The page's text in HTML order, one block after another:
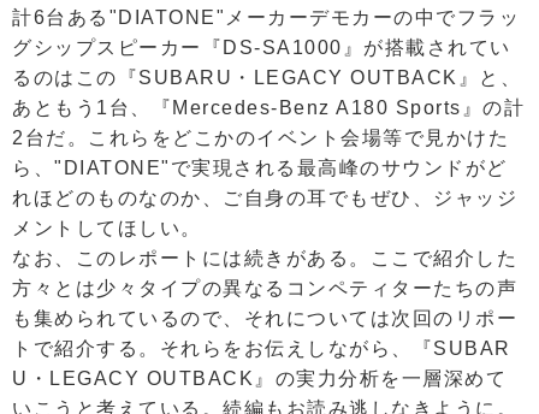
計6台ある"DIATONE"メーカーデモカーの中でフラッ
グシップスピーカー『DS-SA1000』が搭載されてい
るのはこの『SUBARU・LEGACY OUTBACK』と、
あともう1台、『Mercedes-Benz A180 Sports』の計
2台だ。これらをどこかのイベント会場等で見かけた
ら、"DIATONE"で実現される最高峰のサウンドがど
れほどのものなのか、ご自身の耳でもぜひ、ジャッジ
メントしてほしい。
なお、このレポートには続きがある。ここで紹介した
方々とは少々タイプの異なるコンペティターたちの声
も集められているので、それについては次回のリポー
トで紹介する。それらをお伝えしながら、『SUBAR
U・LEGACY OUTBACK』の実力分析を一層深めて
いこうと考えている。続編もお読み逃しなきように。